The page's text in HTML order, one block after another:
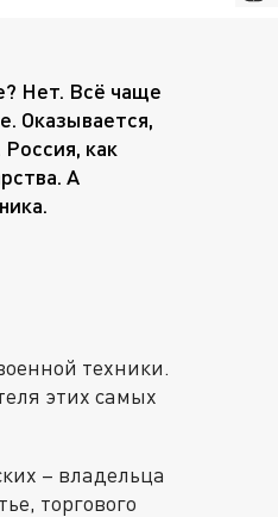
Нет. Всё чаще
Оказывается,
как
А
техники.
этих самых
– владельца
торгового